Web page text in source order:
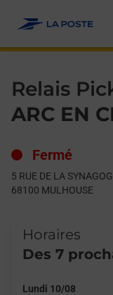
Relais
ARC EN
Fermé
5 RUE DE LA
68100 MULHOUSE
Horaires
Des 7
Lundi 10/08